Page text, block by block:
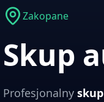
Zakopane
Skup
Profesjonalny